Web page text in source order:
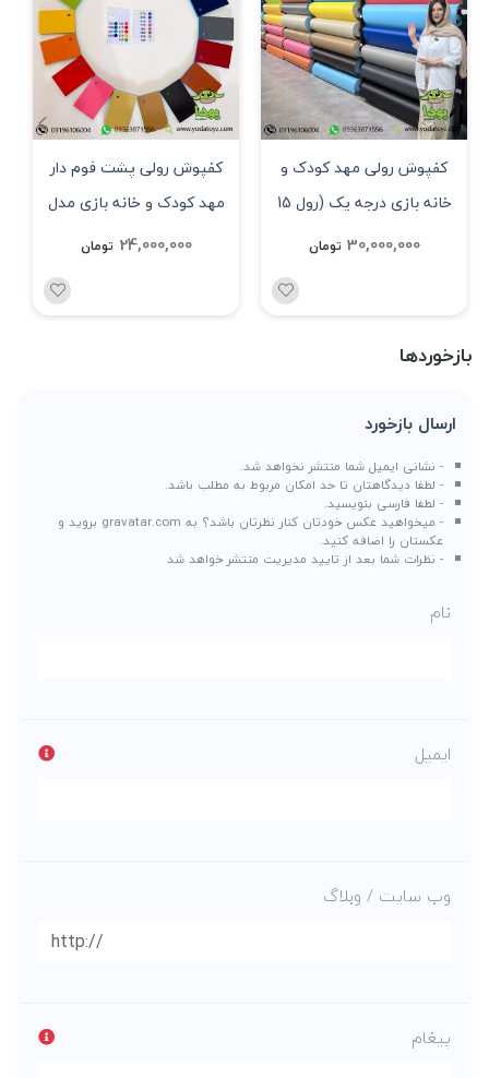
کفپوش رولی مهد کودک و
خانه بازی درجه یک (رول 15
متر مربع) چند منظوره
30,000,000 تومان
کفپوش رولی پشت فوم دار
مهد کودک و خانه بازی مدل
اقتصادی مدل FICOD6JO
24,000,000 تومان
بازخوردها
ارسال بازخورد
- نشانی ایمیل شما منتشر نخواهد شد.
- لطفا دیدگاهتان تا حد امکان مربوط به مطلب باشد.
- لطفا فارسی بنویسید.
- میخواهید عکس خودتان کنار نظرتان باشد؟ به gravatar.com بروید و
عکستان را اضافه کنید.
- نظرات شما بعد از تایید مدیریت منتشر خواهد شد
نام
ایمیل
وب سایت / وبلاگ
پیغام